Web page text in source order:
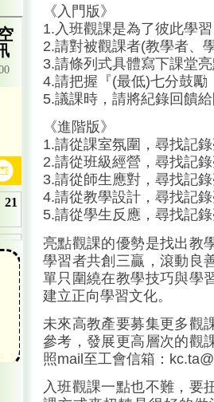
《入門版》
1.入班觀課是為了彼此學
2.請對被觀課者(教學者、
3.請條列式具體寫下課堂
4.請把握『(最低)七分鼓
5.議課時，請將紀錄回饋
《進階版》
1.請從課室氛圍，尋找記
2.請從班級經營，尋找記
3.請從師生應對，尋找記
4.請從教學設計，尋找記
5.請從學生反應，尋找記
亮點觀課的優勢是找出教
學習者共創三贏，滾動良
單只圍繞在教學技巧與學
建立正向學習文化。
未來高教產要募集更多觀
參考，發展更高層次的觀
照mail至工會信箱：
入班觀課一點也不難，要